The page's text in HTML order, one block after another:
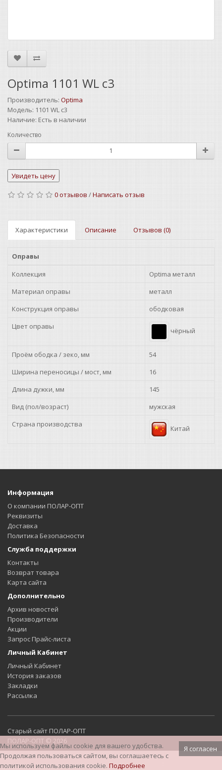
Optima 1101 WL c3
Производитель: Optima
Модель: 1101 WL c3
Наличие: Есть в наличии
Количество
0 отзывов /Написать отзыв
Характеристики Описание Отзывов (0)
Оправы
Коллекция
Optima металл
Материал оправы
металл
Конструкция оправы
ободковая
Цвет оправы
чёрный
Проём ободка / зеко, мм
54
Ширина переносицы / мост, мм
16
Длина дужки, мм
145
Вид (пол/возраст)
мужская
Страна производства
Китай
Информация
О компании ПОЛАР-ОПТ
Реквизиты
Доставка
Политика Безопасности
Служба поддержки
Контакты
Возврат товара
Карта сайта
Дополнительно
Архив новостей
Производители
Акции
Запрос Прайс-листа
Личный Кабинет
Личный Кабинет
История заказов
Закладки
Рассылка
Старый сайт ПОЛАР-ОПТ
ПОЛАР-ОПТ © 2026
Я согласен
Мы используем файлы cookie для вашего удобства.
Продолжая пользоваться сайтом, вы соглашаетесь с
политикой использования cookie. Подробнее